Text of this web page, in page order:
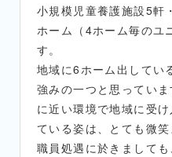
小規模児童養護施設5軒
ホーム（4ホーム毎のユ
す。
地域に6ホーム出してい
強みの一つと思ってい
に近い環境で地域に受
ている姿は、とても微
職員処遇に於きまして